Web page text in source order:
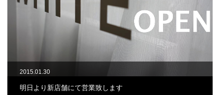
2015.01.30
明日より新店舗にて営業致します